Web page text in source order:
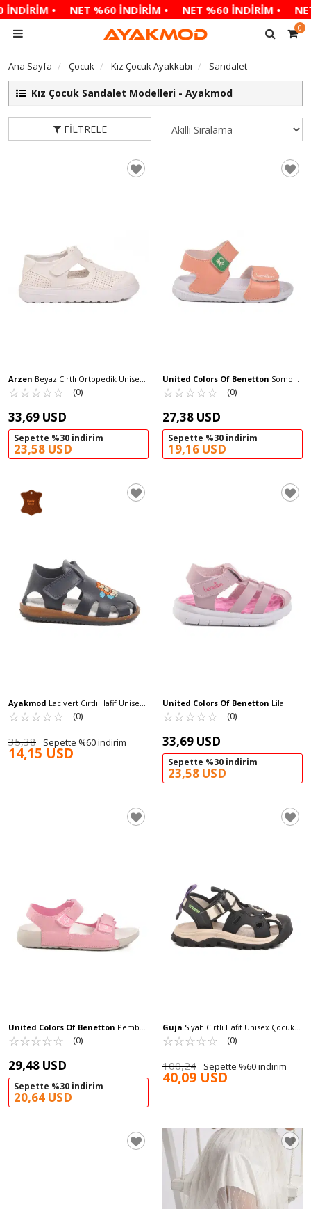
• NET %60 İNDİRİM • NET %60 İNDİRİM • NET
0
Ana Sayfa Çocuk Kız Çocuk Ayakkabı Sandalet
Kız Çocuk Sandalet Modelleri - Ayakmod
FILTRELE
Arzen Beyaz Cırtlı Ortopedik Unisex
Çocuk Sandalet Arz 3000 F
☆☆☆☆☆
★★★★★ (0)
33,69 USD
Sepette %30 indirim
23,58 USD
United Colors Of Benetton Somon
Cırtlı Kız Bebek Sandalet BN-1252 B
☆☆☆☆☆
★★★★★ (0)
27,38 USD
Sepette %30 indirim
19,16 USD
Ayakmod Lacivert Cırtlı Hafif Unisex
Çocuk Sandalet 17373 B
☆☆☆☆☆
★★★★★ (0)
35,38 Sepette %60 indirim
14,15 USD
United Colors Of Benetton Lila
Cırtlı Kız Bebek Sandalet BN-1245 B
☆☆☆☆☆
★★★★★ (0)
33,69 USD
Sepette %30 indirim
23,58 USD
United Colors Of Benetton Pembe
Cırtlı Hafif Kız Çocuk Sandalet BN-1419
F
☆☆☆☆☆
★★★★★ (0)
29,48 USD
Sepette %30 indirim
20,64 USD
Guja Siyah Cırtlı Hafif Unisex Çocuk
Spor Sandalet 25Y614 F
☆☆☆☆☆
★★★★★ (0)
100,24 Sepette %60 indirim
40,09 USD